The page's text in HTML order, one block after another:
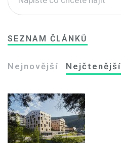
SEZNAM ČLÁNKŮ
Nejnovější Nejčtenější